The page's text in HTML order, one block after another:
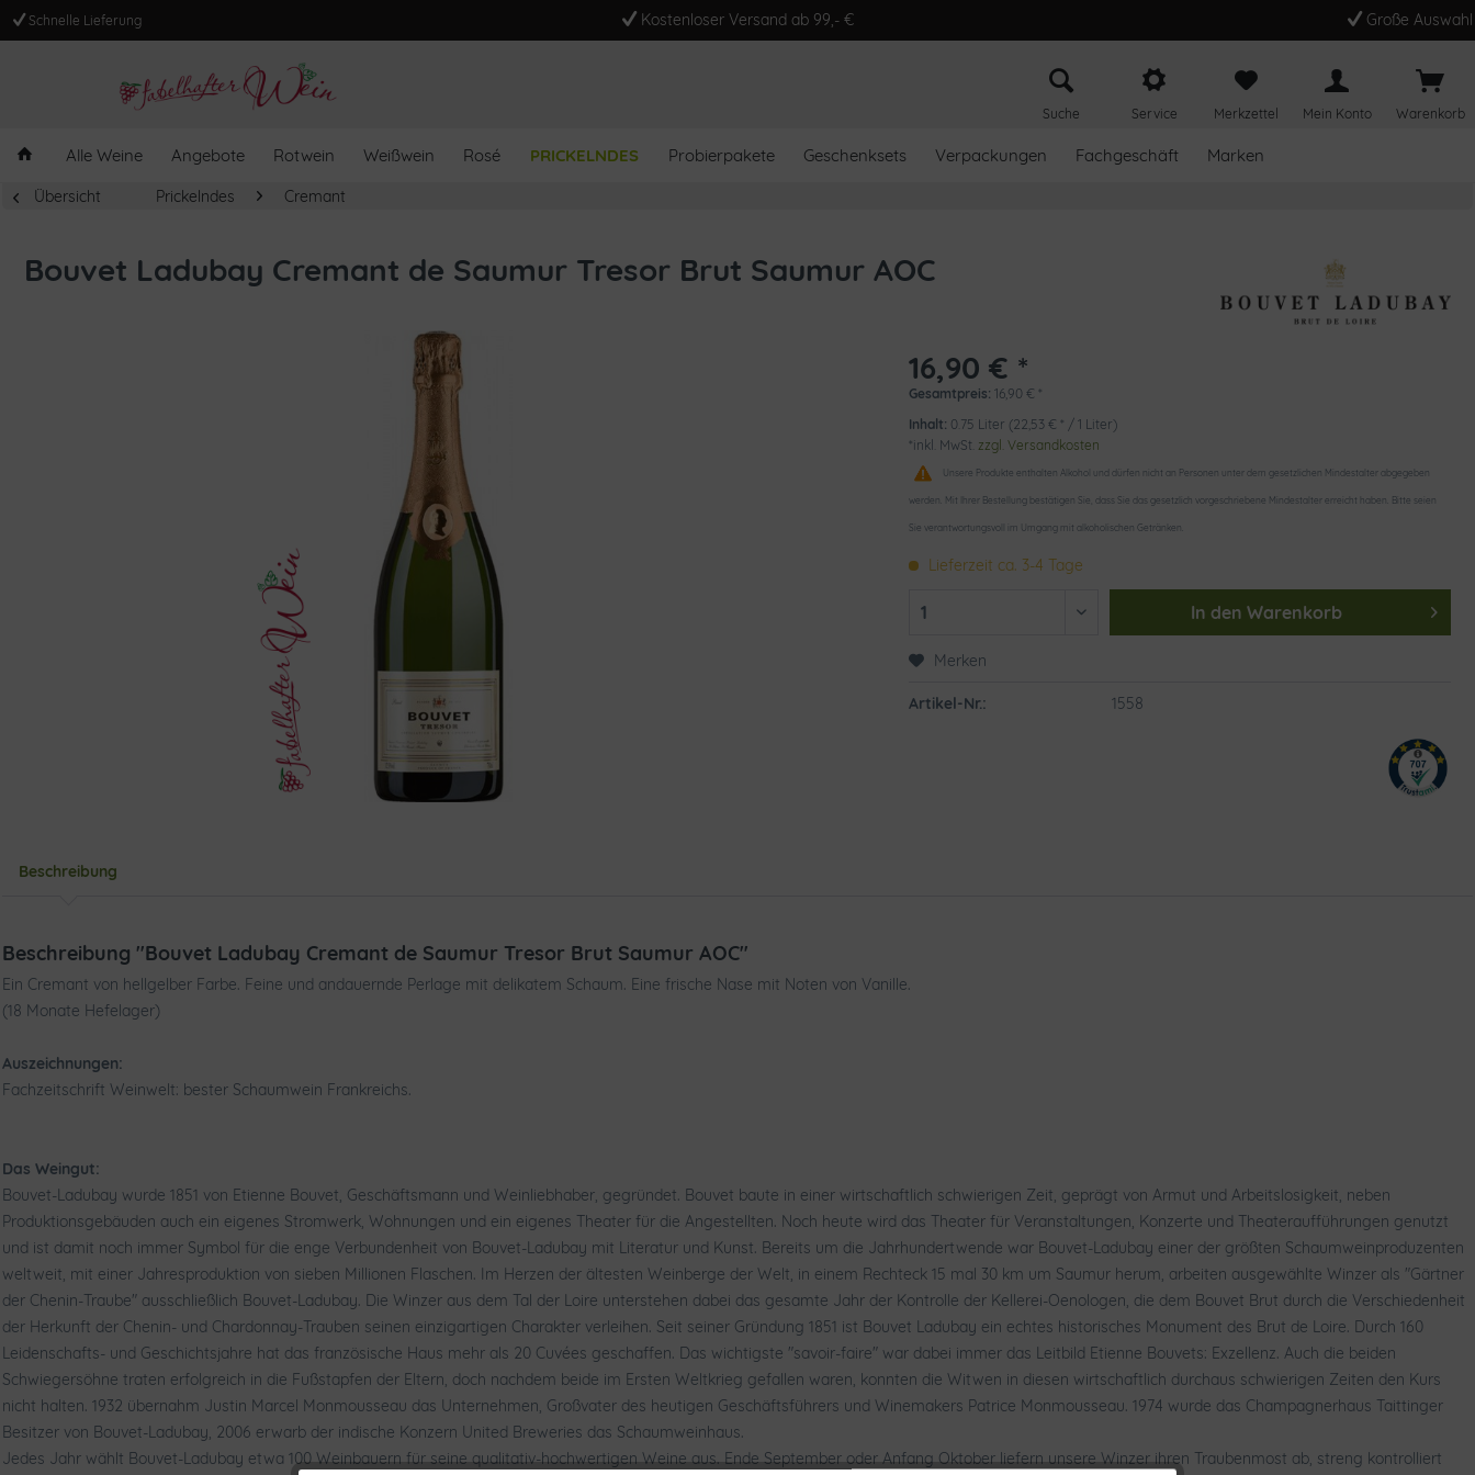
Schnelle Lieferung Kostenloser Versand ab 99,- € Große Auswahl
Suche Service Merkzettel Mein Konto Warenkorb
Alle Weine Angebote Rotwein Weißwein Rosé PRICKELNDES Probierpakete Geschenksets Verpackungen Fachgeschäft Marken
Übersicht Prickelndes Cremant
Bouvet Ladubay Cremant de Saumur Tresor Brut Saumur AOC
16,90 € *
Gesamtpreis: 16,90 € *
Inhalt: 0.75 Liter (22,53 € * / 1 Liter)
*inkl. MwSt. zzgl. Versandkosten
Unsere Produkte enthalten Alkohol und dürfen nicht an Personen unter dem gesetzlichen Mindestalter abgegeben
werden. Mit Ihrer Bestellung bestätigen Sie, dass Sie das gesetzlich vorgeschriebene Mindestalter erreicht haben. Bitte seien
Sie verantwortungsvoll im Umgang mit alkoholischen Getränken.
Lieferzeit ca. 3-4 Tage
In den Warenkorb
Merken
Artikel-Nr.: 1558
Beschreibung
Beschreibung "Bouvet Ladubay Cremant de Saumur Tresor Brut Saumur AOC"
Ein Cremant von hellgelber Farbe. Feine und andauernde Perlage mit delikatem Schaum. Eine frische Nase mit Noten von Vanille.
(18 Monate Hefelager)
Auszeichnungen:
Fachzeitschrift Weinwelt: bester Schaumwein Frankreichs.
Das Weingut:
Bouvet-Ladubay wurde 1851 von Etienne Bouvet, Geschäftsmann und Weinliebhaber, gegründet. Bouvet baute in einer wirtschaftlich schwierigen Zeit, geprägt von Armut und Arbeitslosigkeit, neben
Produktionsgebäuden auch ein eigenes Stromwerk, Wohnungen und ein eigenes Theater für die Angestellten. Noch heute wird das Theater für Veranstaltungen, Konzerte und Theateraufführungen genutzt
und ist damit noch immer Symbol für die enge Verbundenheit von Bouvet-Ladubay mit Literatur und Kunst. Bereits um die Jahrhundertwende war Bouvet-Ladubay einer der größten Schaumweinproduzenten
weltweit, mit einer Jahresproduktion von sieben Millionen Flaschen. Im Herzen der ältesten Weinberge der Welt, in einem Rechteck 15 mal 30 km um Saumur herum, arbeiten ausgewählte Winzer als "Gärtner
der Chenin-Traube" ausschließlich Bouvet-Ladubay. Die Winzer aus dem Tal der Loire unterstehen dabei das gesamte Jahr der Kontrolle der Kellerei-Oenologen, die dem Bouvet Brut durch die Verschiedenheit
der Herkunft der Chenin- und Chardonnay-Trauben seinen einzigartigen Charakter verleihen. Seit seiner Gründung 1851 ist Bouvet Ladubay ein echtes historisches Monument des Brut de Loire. Durch 160
Leidenschafts- und Geschichtsjahre hat das französische Haus mehr als 20 Cuvées geschaffen. Das wichtigste "savoir-faire" war dabei immer das Leitbild Etienne Bouvets: Exzellenz. Auch die beiden
Schwiegersöhne traten erfolgreich in die Fußstapfen der Eltern, doch nachdem beide im Ersten Weltkrieg gefallen waren, konnten die Witwen in diesen wirtschaftlich durchaus schwierigen Zeiten den Kurs
nicht halten. 1932 übernahm Justin Marcel Monmousseau das Unternehmen, Großvater des heutigen Geschäftsführers und Winemakers Patrice Monmousseau. 1974 wurde das Champagnerhaus Taittinger
Besitzer von Bouvet-Ladubay, 2006 erwarb der indische Konzern United Breweries das Schaumweinhaus.
Jedes Jahr wählt Bouvet-Ladubay etwa 100 Weinbauern für seine qualitativ-hochwertigen Weine aus. Ende September oder Anfang Oktober liefern unsere Winzer ihren Traubenmost ab, streng kontrolliert